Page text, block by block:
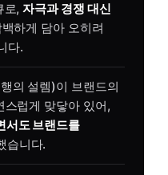
로,자극과 경쟁 대신
하게 담아 오히려
다.
의 설렘)이 브랜드의
럽게 맞닿아 있어,
서도 브랜드를
습니다.